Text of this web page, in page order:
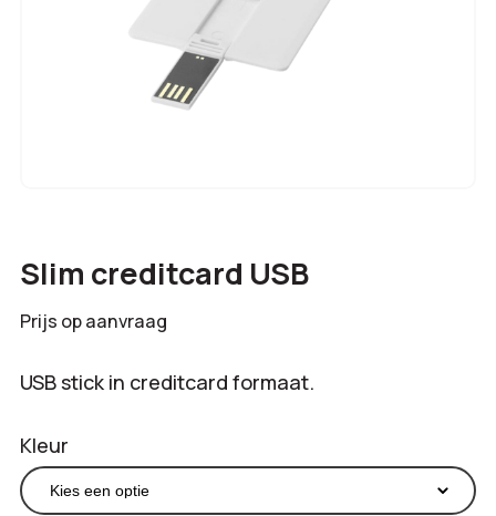
Slim creditcard USB
Prijs op aanvraag
USB stick in creditcard formaat.
Kleur